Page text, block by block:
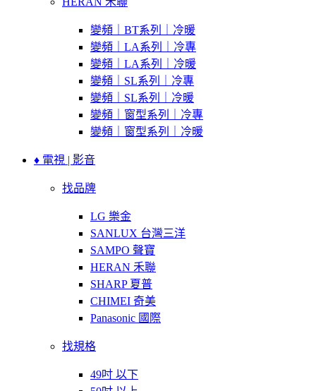
變頻｜BT系列｜冷暖
變頻｜LA系列｜冷專
變頻｜LA系列｜冷暖
變頻｜SL系列｜冷專
變頻｜SL系列｜冷暖
變頻｜窗型系列｜冷專
變頻｜窗型系列｜冷暖
♦ 電視 | 影音
找品牌
LG 樂金
SANLUX 台灣三洋
SAMPO 聲寶
HERAN 禾聯
SHARP 夏普
CHIMEI 奇美
Panasonic 國際
找規格
49吋 以下